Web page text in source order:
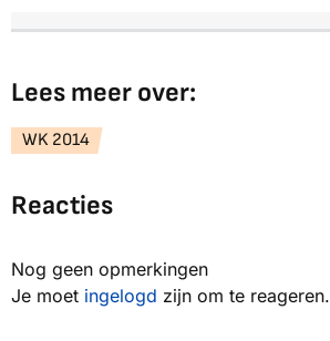
Lees meer over:
WK 2014
Reacties
Nog geen opmerkingen
Je moet ingelogd zijn om te reageren.